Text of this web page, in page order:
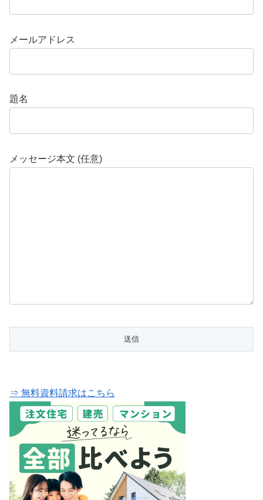
⇒
料
請
求
ち
メールアドレス
題名
メッセージ本文 (任意)
⇒ 無料資料請求はこちら